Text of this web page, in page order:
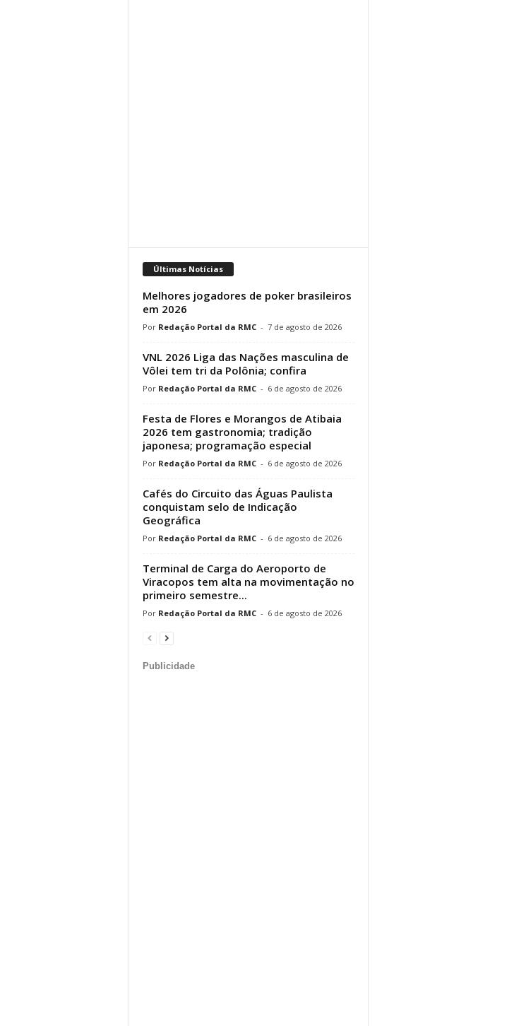
Últimas Notícias
Melhores jogadores de poker brasileiros
em 2026
Redação Portal da RMC - 7 de agosto de 2026
VNL 2026 Liga das Nações masculina de
Vôlei tem tri da Polônia; confira
Redação Portal da RMC - 6 de agosto de 2026
Festa de Flores e Morangos de Atibaia
2026 tem gastronomia; tradição
japonesa; programação especial
Redação Portal da RMC - 6 de agosto de 2026
Cafés do Circuito das Águas Paulista
conquistam selo de Indicação
Geográfica
Redação Portal da RMC - 6 de agosto de 2026
Terminal de Carga do Aeroporto de
Viracopos tem alta na movimentação no
primeiro semestre...
Redação Portal da RMC - 6 de agosto de 2026
Publicidade